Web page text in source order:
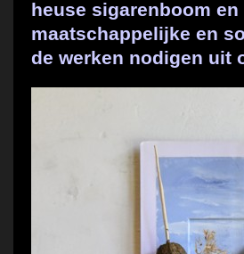
heuse sigarenboom
maatschappelijke en
de werken nodigen uit